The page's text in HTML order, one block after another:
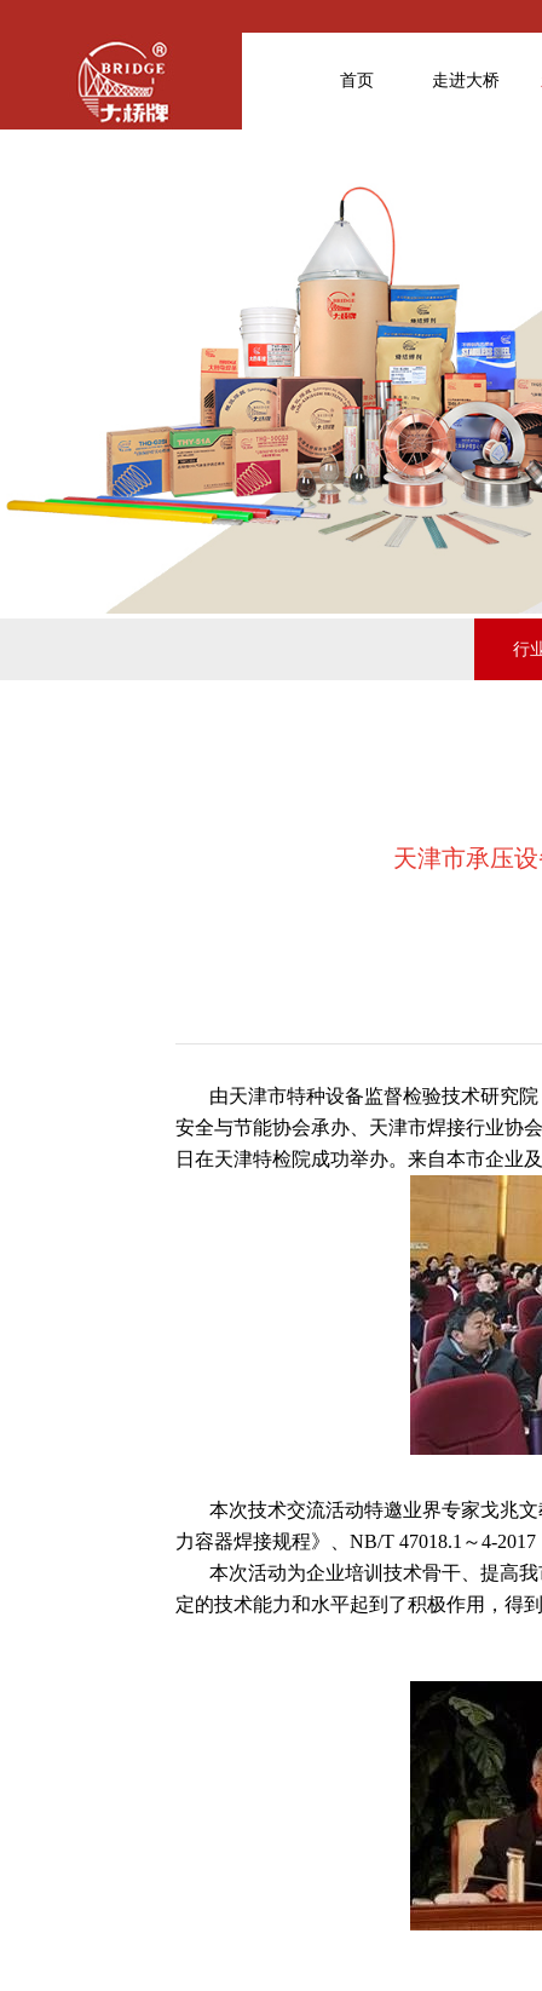
首页 走进大桥
行
天津市承压
由天津市特种设备监督检验技术研究
安全与节能协会承办、天津市焊接行业协
日在天津特检院成功举办。来自本市企业
本次技术交流活动特邀业界专家戈兆
力容器焊接规程》、NB/T 47018.1～4-
本次活动为企业培训技术骨干、提高
定的技术能力和水平起到了积极作用，得